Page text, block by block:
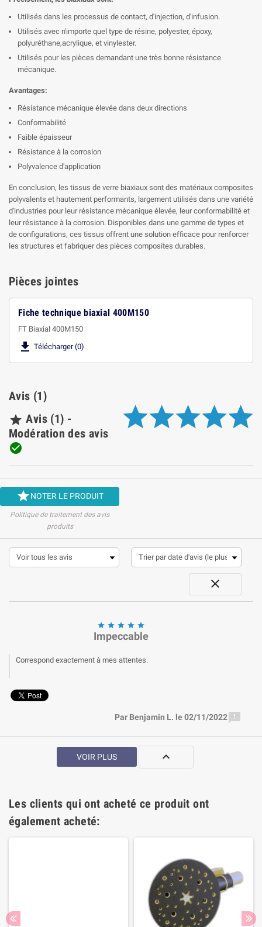
Utilisés dans les processus de contact, d'injection, d'infusion.
Utilisés avec n'importe quel type de résine, polyester, époxy,
polyuréthane,acrylique, et vinylester.
Utilisés pour les pièces demandant une très bonne résistance
mécanique.
Avantages:
Résistance mécanique élevée dans deux directions
Conformabilité
Faible épaisseur
Résistance à la corrosion
Polyvalence d'application
En conclusion, les tissus de verre biaxiaux sont des matériaux composites
polyvalents et hautement performants, largement utilisés dans une variété
d'industries pour leur résistance mécanique élevée, leur conformabilité et
leur résistance à la corrosion. Disponibles dans une gamme de types et
de configurations, ces tissus offrent une solution efficace pour renforcer
les structures et fabriquer des pièces composites durables.
Pièces jointes
Fiche technique biaxial 400M150
FT Biaxial 400M150
 Télécharger (0)
Avis (1)
 Avis (1) -
Modération des avis

NOTER LE PRODUIT
Politique de traitement des avis
produits

    
Impeccable
Correspond exactement à mes attentes.
Par Benjamin L. le 02/11/2022 
VOIR PLUS 
Les clients qui ont acheté ce produit ont
également acheté: